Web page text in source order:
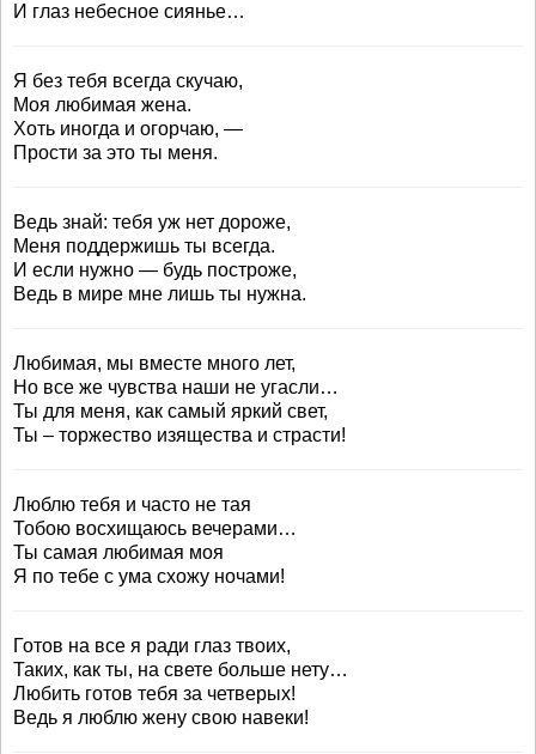
И глаз небесное сиянье…
Я без тебя всегда скучаю,
Моя любимая жена.
Хоть иногда и огорчаю, —
Прости за это ты меня.
Ведь знай: тебя уж нет дороже,
Меня поддержишь ты всегда.
И если нужно — будь построже,
Ведь в мире мне лишь ты нужна.
Любимая, мы вместе много лет,
Но все же чувства наши не угасли…
Ты для меня, как самый яркий свет,
Ты – торжество изящества и страсти!
Люблю тебя и часто не тая
Тобою восхищаюсь вечерами…
Ты самая любимая моя
Я по тебе с ума схожу ночами!
Готов на все я ради глаз твоих,
Таких, как ты, на свете больше нету…
Любить готов тебя за четверых!
Ведь я люблю жену свою навеки!